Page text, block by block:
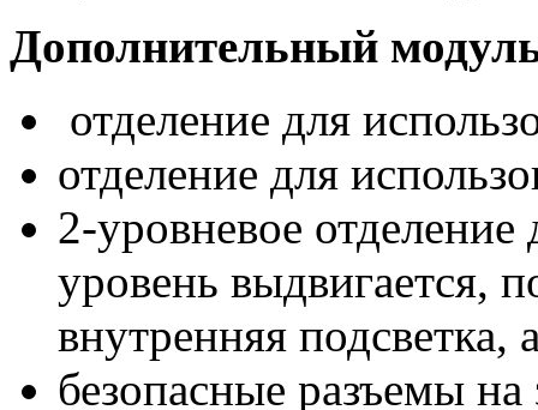
Дополнительный
отделение для
отделение для
2-уровневое
уровень выдвигается,
внутренняя
безопасные разъемы на